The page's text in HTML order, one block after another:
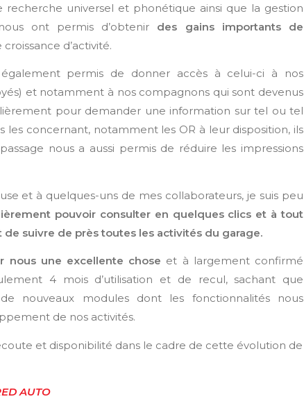
universel et phonétique ainsi que la gestion
ont permis d’obtenir des gains importants de
d’activité.
permis de donner accès à celui-ci à nos
et notamment à nos compagnons qui sont devenus
pour demander une information sur tel ou tel
concernant, notamment les OR à leur disposition, ils
nous a aussi permis de réduire les impressions
et à quelques-uns de mes collaborateurs, je suis peu
pouvoir consulter en quelques clics et à tout
suivre de près toutes les activités du garage.
nous une excellente chose et à largement confirmé
4 mois d’utilisation et de recul, sachant que
nouveaux modules dont les fonctionnalités nous
de nos activités.
et disponibilité dans le cadre de cette évolution de
AUTO